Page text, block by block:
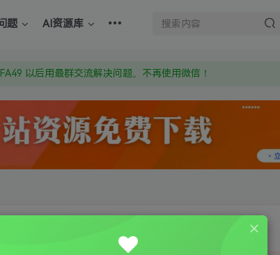
题 AI资源库
书和内容链接
码也是解压密码
2 v1.35限定版